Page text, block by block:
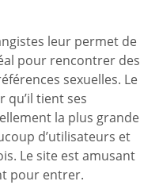
leur permet de
pour rencontrer des
sexuelles. Le
qu’il tient ses
la plus grande
d’utilisateurs et
Le site est amusant
pour entrer.